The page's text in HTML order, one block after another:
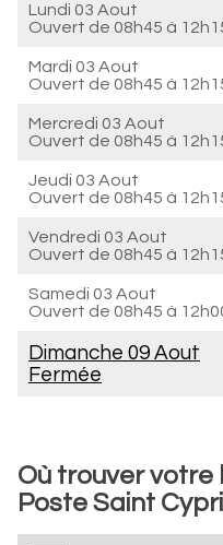
Lundi 03 Aout
Ouvert de 08h45 à
Mardi 03 Aout
Ouvert de 08h45 à
Mercredi 03 Aout
Ouvert de 08h45 à
Jeudi 03 Aout
Ouvert de 08h45 à
Vendredi 03 Aout
Ouvert de 08h45 à
Samedi 03 Aout
Ouvert de 08h45 à
Dimanche 09 Aout
Fermée
Où trouver votre
Poste Saint